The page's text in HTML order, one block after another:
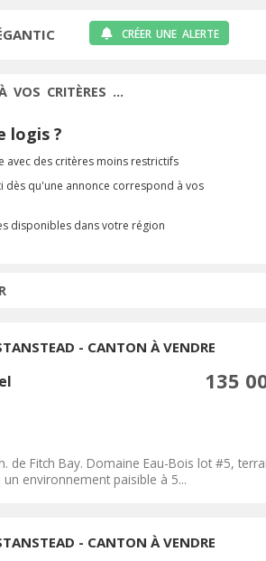
CRÉER UNE ALERTE
VOS CRITÈRES ...
logis ?
avec des critères moins restrictifs
dès qu'une annonce correspond à vos
disponibles dans votre région
- CANTON À VENDRE
135
de Fitch Bay. Domaine Eau-Bois lot #5,
environnement paisible à 5...
- CANTON À VENDRE